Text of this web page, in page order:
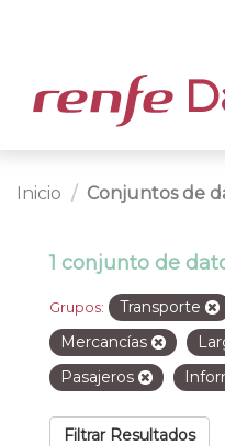
Inicio Conjuntos de
1 conjunto de
Grupos: Transporte
Mercancías
Pasajeros
Filtrar Resultados